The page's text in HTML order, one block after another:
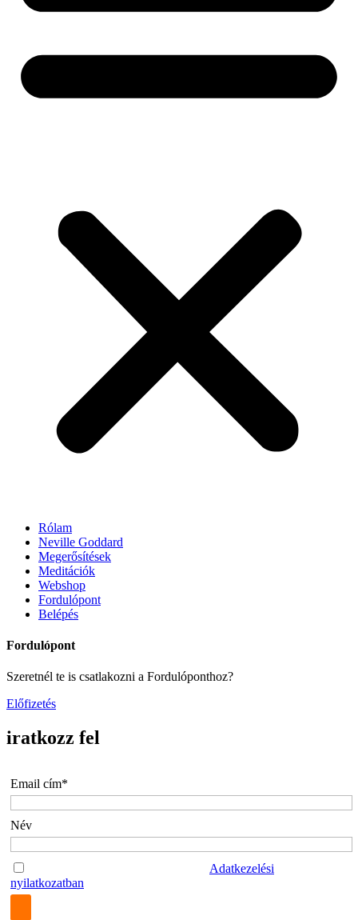
Rólam
Neville Goddard
Megerősítések
Meditációk
Webshop
Fordulópont
Belépés
Fordulópont
Szeretnél te is csatlakozni a Fordulóponthoz?
Előfizetés
iratkozz fel
Email cím*
Név
Adatkezelési
nyilatkozatban